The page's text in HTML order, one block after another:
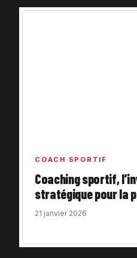
COACH SPORTIF
Coaching sportif,
stratégique pour la
21 janvier 2026